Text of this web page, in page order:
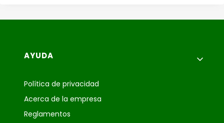
Menú de pie de página
AYUDA
Política de privacidad
Acerca de la empresa
Reglamentos